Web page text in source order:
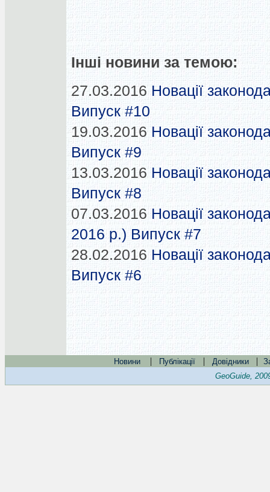
Інші новини за темою:
27.03.2016 Новації
Випуск #10
19.03.2016 Новації
Випуск #9
13.03.2016 Новації
Випуск #8
07.03.2016 Новації
2016 р.) Випуск #7
28.02.2016 Новації
Випуск #6
Новини | Публікації | Довідники |
GeoGuide,